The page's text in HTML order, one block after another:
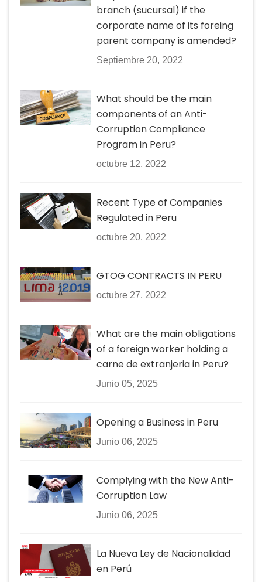
branch (sucursal) if the
corporate name of its foreing
parent company is amended?
Septiembre 20, 2022
What should be the main
components of an Anti-
Corruption Compliance
Program in Peru?
octubre 12, 2022
Recent Type of Companies
Regulated in Peru
octubre 20, 2022
GTOG CONTRACTS IN PERU
octubre 27, 2022
What are the main obligations
of a foreign worker holding a
carne de extranjeria in Peru?
Junio 05, 2025
Opening a Business in Peru
Junio 06, 2025
Complying with the New Anti-
Corruption Law
Junio 06, 2025
La Nueva Ley de Nacionalidad
en Perú